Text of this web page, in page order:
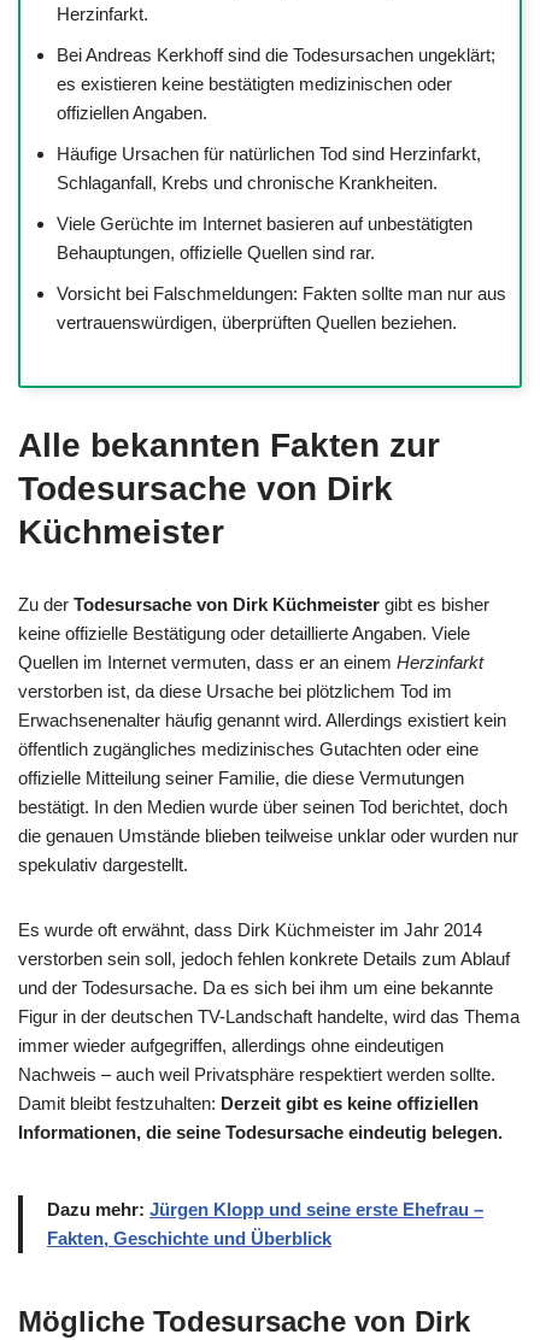
Herzinfarkt.
Bei Andreas Kerkhoff sind die Todesursachen ungeklärt;
es existieren keine bestätigten medizinischen oder
offiziellen Angaben.
Häufige Ursachen für natürlichen Tod sind Herzinfarkt,
Schlaganfall, Krebs und chronische Krankheiten.
Viele Gerüchte im Internet basieren auf unbestätigten
Behauptungen, offizielle Quellen sind rar.
Vorsicht bei Falschmeldungen: Fakten sollte man nur aus
vertrauenswürdigen, überprüften Quellen beziehen.
Alle bekannten Fakten zur
Todesursache von Dirk
Küchmeister
Zu der Todesursache von Dirk Küchmeister gibt es bisher
keine offizielle Bestätigung oder detaillierte Angaben. Viele
Quellen im Internet vermuten, dass er an einem Herzinfarkt
verstorben ist, da diese Ursache bei plötzlichem Tod im
Erwachsenenalter häufig genannt wird. Allerdings existiert kein
öffentlich zugängliches medizinisches Gutachten oder eine
offizielle Mitteilung seiner Familie, die diese Vermutungen
bestätigt. In den Medien wurde über seinen Tod berichtet, doch
die genauen Umstände blieben teilweise unklar oder wurden nur
spekulativ dargestellt.
Es wurde oft erwähnt, dass Dirk Küchmeister im Jahr 2014
verstorben sein soll, jedoch fehlen konkrete Details zum Ablauf
und der Todesursache. Da es sich bei ihm um eine bekannte
Figur in der deutschen TV-Landschaft handelte, wird das Thema
immer wieder aufgegriffen, allerdings ohne eindeutigen
Nachweis – auch weil Privatsphäre respektiert werden sollte.
Damit bleibt festzuhalten: Derzeit gibt es keine offiziellen
Informationen, die seine Todesursache eindeutig belegen.
Dazu mehr: Jürgen Klopp und seine erste Ehefrau –
Fakten, Geschichte und Überblick
Mögliche Todesursache von Dirk